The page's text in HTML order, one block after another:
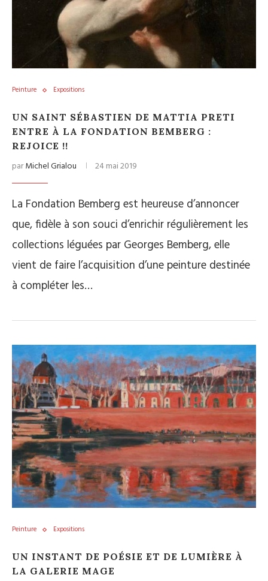
Peinture Expositions
UN SAINT SÉBASTIEN DE MATTIA PRETI
ENTRE À LA FONDATION BEMBERG :
REJOICE !!
parMichel Grialou 24 mai 2019
La Fondation Bemberg est heureuse d’annoncer
que, fidèle à son souci d’enrichir régulièrement les
collections léguées par Georges Bemberg, elle
vient de faire l’acquisition d’une peinture destinée
à compléter les…
Peinture Expositions
UN INSTANT DE POÉSIE ET DE LUMIÈRE À
LA GALERIE MAGE